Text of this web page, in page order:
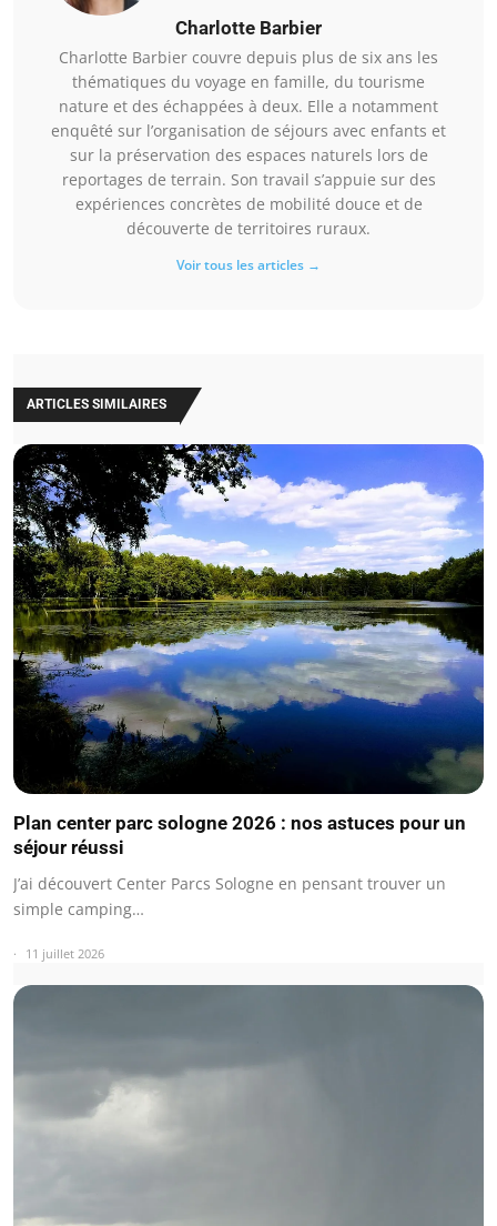
Charlotte Barbier
Charlotte Barbier couvre depuis plus de six ans les
thématiques du voyage en famille, du tourisme
nature et des échappées à deux. Elle a notamment
enquêté sur l’organisation de séjours avec enfants et
sur la préservation des espaces naturels lors de
reportages de terrain. Son travail s’appuie sur des
expériences concrètes de mobilité douce et de
découverte de territoires ruraux.
Voir tous les articles →
ARTICLES SIMILAIRES
Plan center parc sologne 2026 : nos astuces pour un
séjour réussi
J’ai découvert Center Parcs Sologne en pensant trouver un
simple camping…
11 juillet 2026